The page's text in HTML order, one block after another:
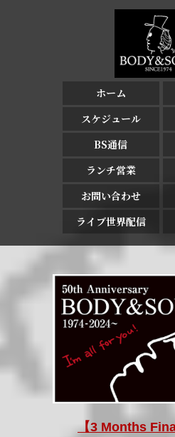
ホーム
スケジュール
BS通信
ランチ営業
お問い合わせ
ライブ世界配信
【3 Months